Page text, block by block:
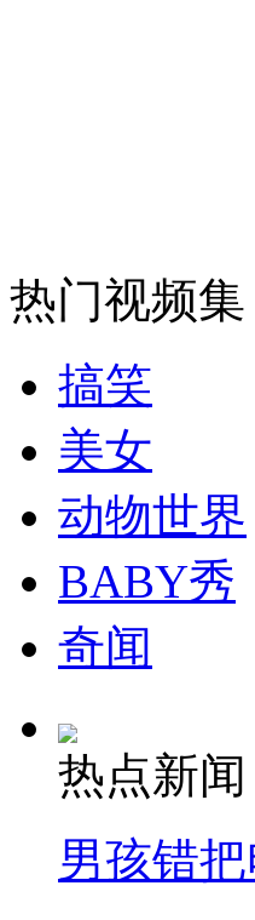
走！跟着总书记去植树
消防员救轻生者
纽约上演“枕头大战”
热门视频集
搞笑
美女
动物世界
BABY秀
奇闻
热点新闻
男孩错